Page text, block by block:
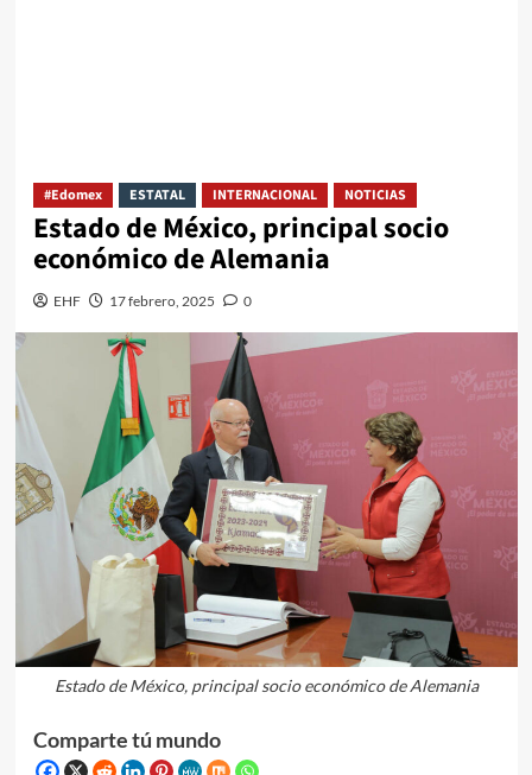
#Edomex ESTATAL INTERNACIONAL NOTICIAS
Estado de México, principal socio
económico de Alemania
EHF 17 febrero, 2025 0
Estado de México, principal socio económico de Alemania
Comparte tú mundo